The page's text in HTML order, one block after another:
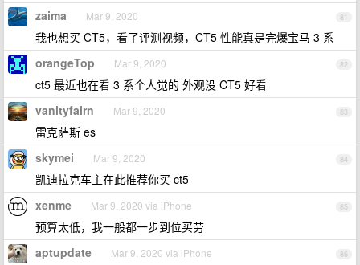
81
zaima Mar 9, 2020
我也想买 CT5，看了评测视频，CT5 性能真是完爆宝马 3 系
82
orangeTop Mar 9, 2020
ct5 最近也在看 3 系个人觉的 外观没 CT5 好看
83
vanityfairn Mar 9, 2020
雷克萨斯 es
84
skymei Mar 9, 2020
凯迪拉克车主在此推荐你买 ct5
85
xenme Mar 9, 2020 via iPhone
预算太低，我一般都一步到位买劳
86
aptupdate Mar 9, 2020 via iPhone